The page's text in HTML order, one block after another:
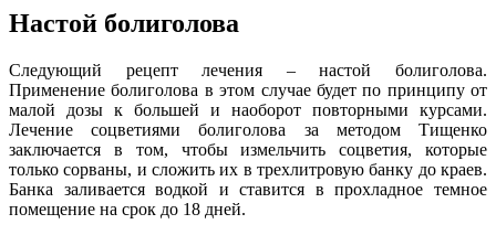
Настой болиголова
Следующий рецепт лечения – настой болиголова.
Применение болиголова в этом случае будет по принципу от
малой дозы к большей и наоборот повторными курсами.
Лечение соцветиями болиголова за методом Тищенко
заключается в том, чтобы измельчить соцветия, которые
только сорваны, и сложить их в трехлитровую банку до краев.
Банка заливается водкой и ставится в прохладное темное
помещение на срок до 18 дней.